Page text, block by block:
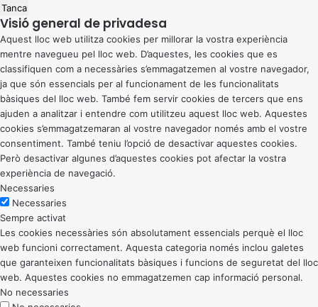
Tanca
Visió general de privadesa
Aquest lloc web utilitza cookies per millorar la vostra experiència
mentre navegueu pel lloc web. D’aquestes, les cookies que es
classifiquen com a necessàries s’emmagatzemen al vostre navegador,
ja que són essencials per al funcionament de les funcionalitats
bàsiques del lloc web. També fem servir cookies de tercers que ens
ajuden a analitzar i entendre com utilitzeu aquest lloc web. Aquestes
cookies s’emmagatzemaran al vostre navegador només amb el vostre
consentiment. També teniu l’opció de desactivar aquestes cookies.
Però desactivar algunes d’aquestes cookies pot afectar la vostra
experiència de navegació.
Necessaries
Necessaries
Sempre activat
Les cookies necessàries són absolutament essencials perquè el lloc
web funcioni correctament. Aquesta categoria només inclou galetes
que garanteixen funcionalitats bàsiques i funcions de seguretat del lloc
web. Aquestes cookies no emmagatzemen cap informació personal.
No necessaries